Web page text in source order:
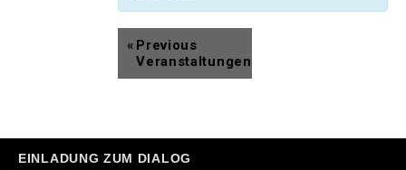
« Previous
Veranstaltungen
EINLADUNG ZUM DIALOG